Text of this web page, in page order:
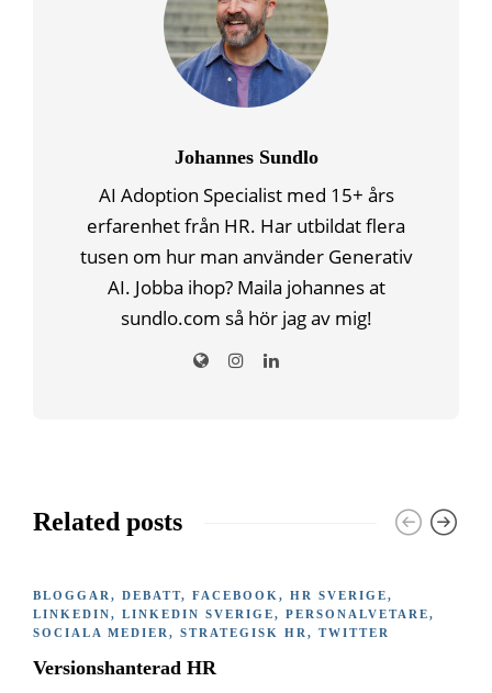
Johannes Sundlo
AI Adoption Specialist med 15+ års
erfarenhet från HR. Har utbildat flera
tusen om hur man använder Generativ
AI. Jobba ihop? Maila johannes at
sundlo.com så hör jag av mig!
Related posts
BLOGGAR , DEBATT, FACEBOOK , HR SVERIGE,
LINKEDIN, LINKEDIN SVERIGE, PERSONALVETARE,
SOCIALA MEDIER , STRATEGISK HR , TWITTER
Versionshanterad HR